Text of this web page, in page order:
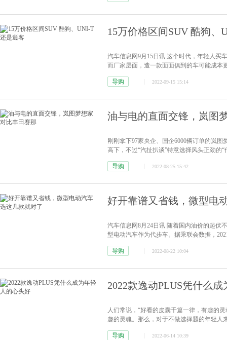
15万价格区间SUV 酷狗、
汽车信息网9月15日讯 这个时代，年轻人买
而厂家层面，造一款面面俱到的车可能成本
细分市场，比如主打运动风的长安UNI-T、
导购 2022-09-15 15:14
油与电的直面交锋，岚图
刚刚拿下97家央企、国企6000辆订单的岚
高下，不过“汽扯扒谈”特意选择风头正劲的
导购
2022-08-25 15:42
好开靠谱又省钱，微型电
汽车信息网8月24日讯 随着国内油价的起伏
型电动汽车作为代步车。据乘联会数据，
级+A0级（即：微型车、小型车）的经济型
导购 2022-08-22 10:04
2022款逸动PLUS凭什么
人们常说，“好看的皮囊千篇一律，有趣的
趣的灵魂。那么，对于不做选择题的年轻人
导购 2022-06-14 10:39